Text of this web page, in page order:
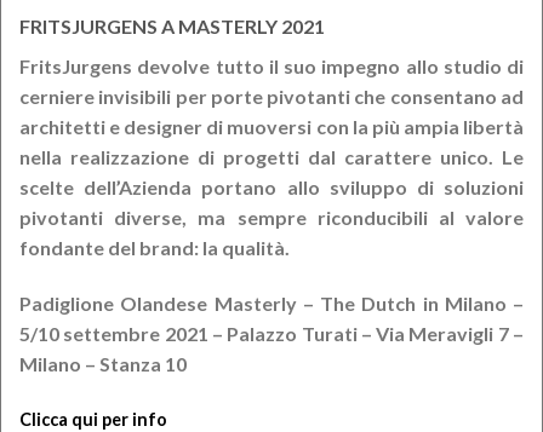
FRITSJURGENS A MASTERLY 2021
FritsJurgens devolve tutto il suo impegno allo studio di
cerniere invisibili per porte pivotanti che consentano ad
architetti e designer di muoversi con la più ampia libertà
nella realizzazione di progetti dal carattere unico. Le
scelte dell’Azienda portano allo sviluppo di soluzioni
pivotanti diverse, ma sempre riconducibili al valore
fondante del brand: la qualità.
Padiglione Olandese Masterly – The Dutch in Milano –
5/10 settembre 2021 – Palazzo Turati – Via Meravigli 7 –
Milano – Stanza 10
Clicca qui per info